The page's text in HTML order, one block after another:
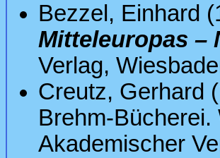
Bezzel, Einhard
Mitteleuropas –
Verlag,
Creutz, Gerhard
Brehm-
Akademischer